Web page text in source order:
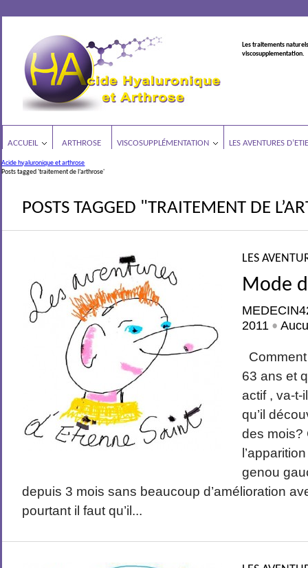
Les traitements
viscosupplementation.
ACCUEIL ARTHROSE VISCOSUPPLÉMENTATION LES AVENTURES
Acide hyaluronique et arthrose
Posts tagged 'traitement de l’arthrose'
POSTS TAGGED "TRAITEMENT DE
LES
Mode
2011 •
63 ans et
actif , va-t-
qu’il
des mois?
genou
depuis 3 mois sans beaucoup d’amélioration
pourtant il faut qu’il...